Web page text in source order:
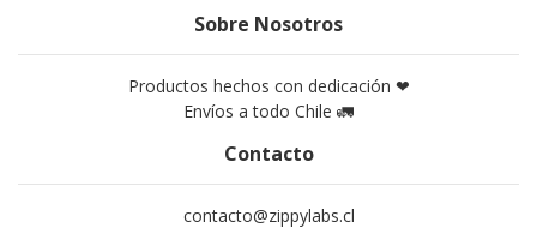
Sobre Nosotros
Productos hechos con dedicación ❤
Envíos a todo Chile 🚛
Contacto
contacto@zippylabs.cl